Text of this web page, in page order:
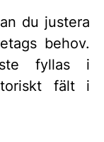
du justera
behov.
fyllas i
fält i